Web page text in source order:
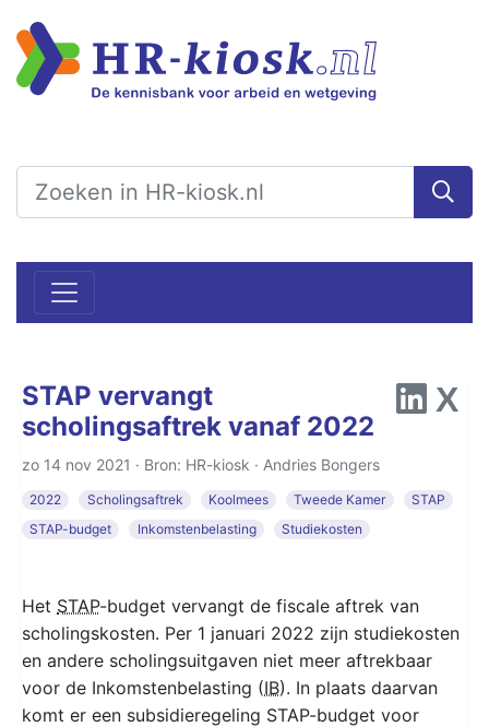
STAP vervangt
scholingsaftrek vanaf 2022
zo 14 nov 2021 · Bron: HR-kiosk · Andries Bongers
2022 Scholingsaftrek Koolmees Tweede Kamer
STAP
STAP-budget
Inkomstenbelasting Studiekosten
Het STAP-budget vervangt de fiscale aftrek van
scholingskosten. Per 1 januari 2022 zijn studiekosten
en andere scholingsuitgaven niet meer aftrekbaar
voor de Inkomstenbelasting (IB). In plaats daarvan
komt er een subsidieregeling STAP-budget voor